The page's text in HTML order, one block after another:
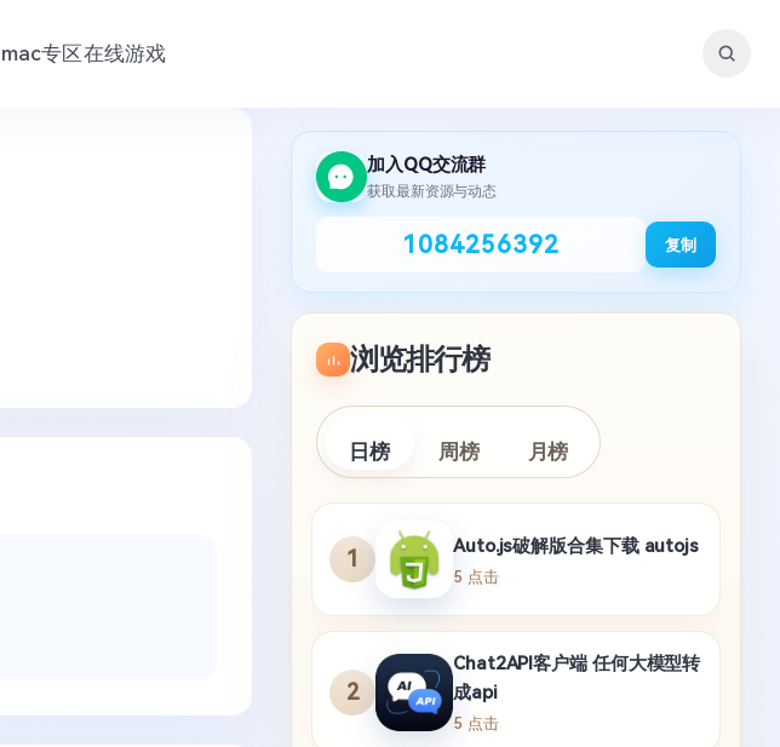
mac专区在线游戏
加入QQ交流群
获取最新资源与动态
1084256392 复制
浏览排行榜
日榜 周榜 月榜
1
Auto.js破解版合集下载 autojs
5 点击
2
Chat2API客户端 任何大模型转
成api
5 点击